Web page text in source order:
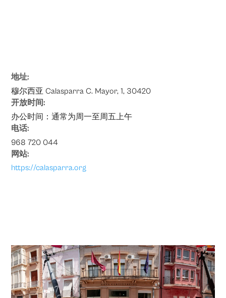
地址:
穆尔西亚 Calasparra C. Mayor, 1, 30420
开放时间:
办公时间：通常为周一至周五上午
电话:
968 720 044
网站:
https://calasparra.org